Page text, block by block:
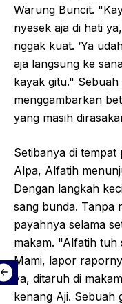
Warung Buncit.
nyesek aja di hati
nggak kuat. ‘Ya
aja langsung ke
kayak gitu."
menggambarkan
yang masih
Setibanya di
Alpa, Alfatih
Dengan langkah
sang bunda. Tanpa
payahnya selama
makam. "Alfatih tuh
Mami, lapor
ya, ditaruh di
kenang Aji. Sebuah